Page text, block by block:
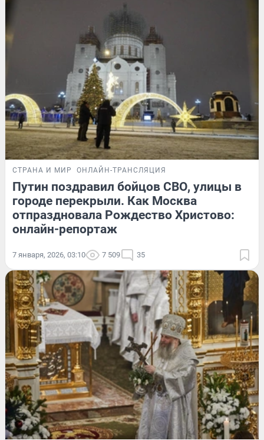
СТРАНА И МИР ОНЛАЙН-ТРАНСЛЯЦИЯ
Путин поздравил бойцов СВО, улицы в
городе перекрыли. Как Москва
отпраздновала Рождество Христово:
онлайн-репортаж
7 января, 2026, 03:10 7 509 35